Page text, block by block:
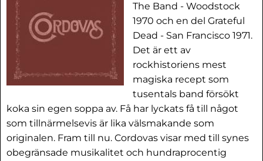
The Band - Woodstock
1970 och en del Grateful
Dead - San Francisco 1971.
Det är ett av
rockhistoriens mest
magiska recept som
tusentals band försökt
koka sin egen soppa av. Få har lyckats få till något
som tillnärmelsevis är lika välsmakande som
originalen. Fram till nu. Cordovas visar med till synes
obegränsade musikalitet och hundraprocentig